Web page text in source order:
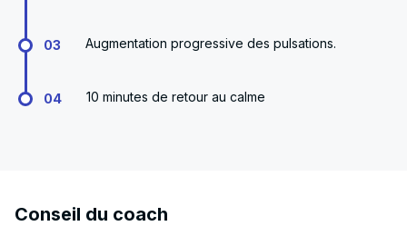
03 Augmentation progressive des pulsations.
04 10 minutes de retour au calme
Conseil du coach